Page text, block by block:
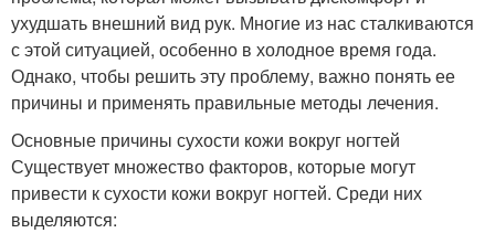
ухудшать внешний вид рук. Многие из нас сталкиваются
с этой ситуацией, особенно в холодное время года.
Однако, чтобы решить эту проблему, важно понять ее
причины и применять правильные методы лечения.
Основные причины сухости кожи вокруг ногтей
Существует множество факторов, которые могут
привести к сухости кожи вокруг ногтей. Среди них
выделяются: